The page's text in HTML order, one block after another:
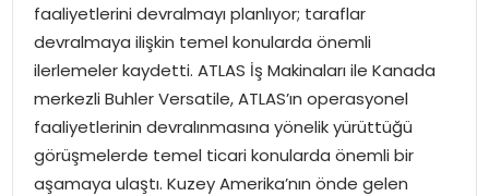
faaliyetlerini devralmayı planlıyor; taraflar
devralmaya ilişkin temel konularda önemli
ilerlemeler kaydetti. ATLAS İş Makinaları ile Kanada
merkezli Buhler Versatile, ATLAS’ın operasyonel
faaliyetlerinin devralınmasına yönelik yürüttüğü
görüşmelerde temel ticari konularda önemli bir
aşamaya ulaştı. Kuzey Amerika’nın önde gelen